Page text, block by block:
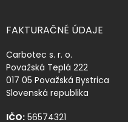
FAKTURAČNÉ ÚDAJE
Carbotec s. r. o.
Považská Teplá 222
017 05 Považská Bystrica
Slovenská republika
IČO: 56574321